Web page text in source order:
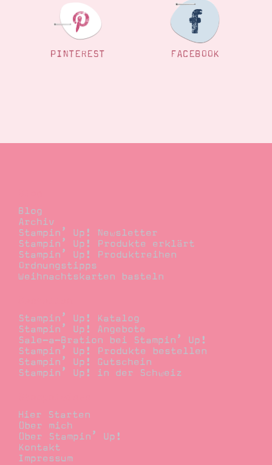
PINTEREST FACEBOOK
Blog
Archiv
Stampin’ Up! Newsletter
Stampin’ Up! Produkte erklärt
Stampin’ Up! Produktreihen
Ordnungstipps
Weihnachtskarten basteln
Stampin’ Up! Katalog
Stampin’ Up! Angebote
Sale-a-Bration bei Stampin’ Up!
Stampin’ Up! Produkte bestellen
Stampin’ Up! Gutschein
Stampin’ Up! in der Schweiz
Hier Starten
Über mich
Über Stampin’ Up!
Kontakt
Impressum